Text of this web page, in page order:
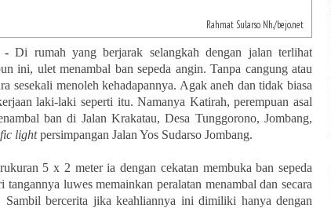
Rahmat Sularso Nh./bejo.net
-Di rumah yang berjarak selangkah dengan jalan terlihat
ini, ulet menambal ban sepeda angin. Tanpa cangung atau
sesekali menoleh kehadapannya. Agak aneh dan tidak biasa
laki-laki seperti itu. Namanya Katirah, perempuan asal
ban di Jalan Krakatau, Desa Tunggorono, Jombang,
lightpersimpangan Jalan Yos Sudarso Jombang.
5 x 2 meter ia dengan cekatan membuka ban sepeda
luwes memainkan peralatan menambal dan secara
Sambil bercerita jika keahliannya ini dimiliki hanya dengan